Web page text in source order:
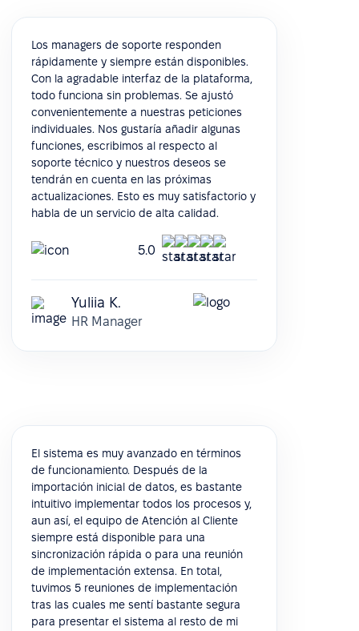
Los managers de soporte responden
rápidamente y siempre están disponibles.
Con la agradable interfaz de la plataforma,
todo funciona sin problemas. Se ajustó
convenientemente a nuestras peticiones
individuales. Nos gustaría añadir algunas
funciones, escribimos al respecto al
soporte técnico y nuestros deseos se
tendrán en cuenta en las próximas
actualizaciones. Esto es muy satisfactorio y
habla de un servicio de alta calidad.
5.0
Yuliia K.
HR Manager
El sistema es muy avanzado en términos
de funcionamiento. Después de la
importación inicial de datos, es bastante
intuitivo implementar todos los procesos y,
aun así, el equipo de Atención al Cliente
siempre está disponible para una
sincronización rápida o para una reunión
de implementación extensa. En total,
tuvimos 5 reuniones de implementación
tras las cuales me sentí bastante segura
para presentar el sistema al resto de mi